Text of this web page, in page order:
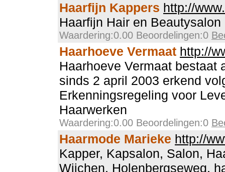
Haarfijn Kappers http://
Haarfijn Hair en Beautysalon
Waardering:0.00 Beoordelingen:0
Haarhoeve Vermaat http://
Haarhoeve Vermaat bestaat
sinds 2 april 2003 erkend
Erkenningsregeling voor
Haarwerken
Waardering:0.00 Beoordelingen:0
Haarmode Marieke http://
Kapper, Kapsalon, Salon,
Wijchen, Holenbergseweg,